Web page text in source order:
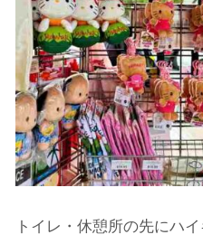
トイレ・休憩所の先にハ